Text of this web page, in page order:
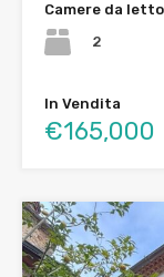
Camere da letto
2
In Vendita
€165,000